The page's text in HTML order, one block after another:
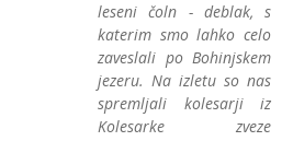
leseni čoln - deblak, s
katerim smo lahko celo
zaveslali po Bohinjskem
jezeru. Na izletu so nas
spremljali kolesarji iz
Kolesarke zveze